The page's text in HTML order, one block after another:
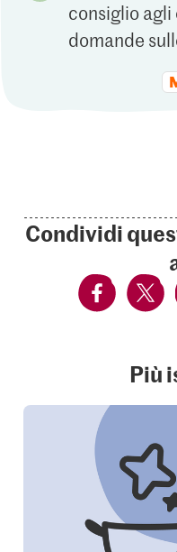
consiglio
domande
Condividi
Più